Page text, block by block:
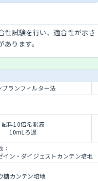
性試験を行い、適合性が示さ
ります。
ブランフィルター法
試料10倍希釈液
10mLろ過
イン・ダイジェストカンテン
ドウ糖カンテン培地